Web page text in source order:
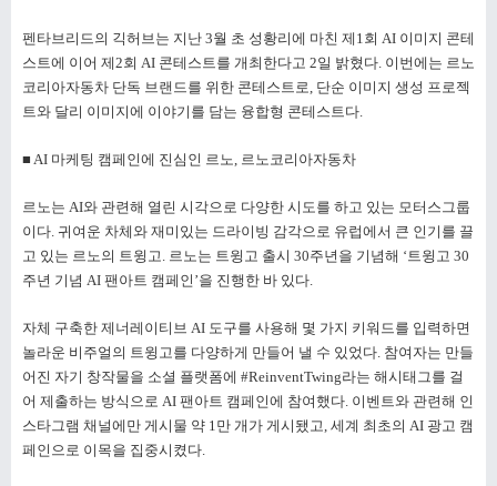
펜타브리드의 긱허브는 지난 3월 초 성황리에 마친 제1회 AI 이미지 콘테
스트에 이어 제2회 AI 콘테스트를 개최한다고 2일 밝혔다. 이번에는 르노
코리아자동차 단독 브랜드를 위한 콘테스트로, 단순 이미지 생성 프로젝
트와 달리 이미지에 이야기를 담는 융합형 콘테스트다.
■ AI 마케팅 캠페인에 진심인 르노, 르노코리아자동차
르노는 AI와 관련해 열린 시각으로 다양한 시도를 하고 있는 모터스그룹
이다. 귀여운 차체와 재미있는 드라이빙 감각으로 유럽에서 큰 인기를 끌
고 있는 르노의 트윙고. 르노는 트윙고 출시 30주년을 기념해 ‘트윙고 30
주년 기념 AI 팬아트 캠페인’을 진행한 바 있다.
자체 구축한 제너레이티브 AI 도구를 사용해 몇 가지 키워드를 입력하면
놀라운 비주얼의 트윙고를 다양하게 만들어 낼 수 있었다. 참여자는 만들
어진 자기 창작물을 소셜 플랫폼에 #ReinventTwing라는 해시태그를 걸
어 제출하는 방식으로 AI 팬아트 캠페인에 참여했다. 이벤트와 관련해 인
스타그램 채널에만 게시물 약 1만 개가 게시됐고, 세계 최초의 AI 광고 캠
페인으로 이목을 집중시켰다.